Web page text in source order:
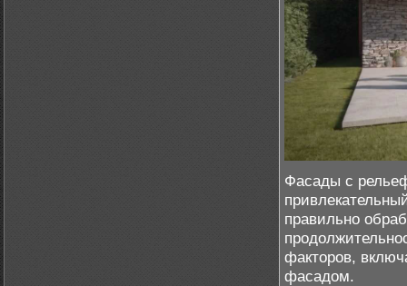
Фасады с
правильно
факторов,
фасадом.